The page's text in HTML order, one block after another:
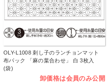
OLY-L1008 刺し子のランチョンマット
布パック 「麻の葉合わせ」 白 3枚入
(袋)
卸価格は会員のみ公開